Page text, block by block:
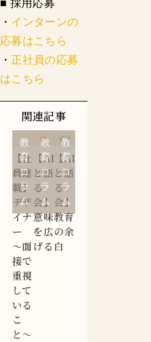
■ 採用応募
・ インターンの
応募はこちら
・ 正社員の応募
はこちら
関連記事
教
育
コ
ラ
ム
【社
員連
載】
デザ
イナ
ー
〜面
接で
重視
して
いる
こ
と〜
教
育
コ
ラ
ム
【AI
と語
る
会】
意味
を広
げる
教
育
コ
ラ
ム
【AI
と語
る
会】
教育
の余
白